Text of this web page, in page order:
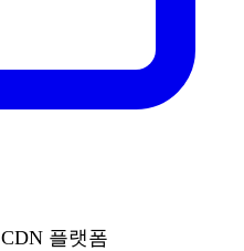
플랫폼